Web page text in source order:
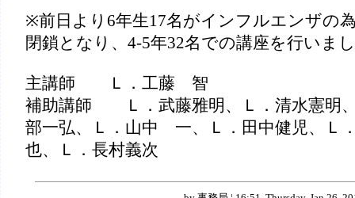
※前日より6年生17名がインフルエンザの
閉鎖となり、4-5年32名での講座を行いま
主講師 Ｌ．工藤 智
補助講師 Ｌ．武藤雅明、Ｌ．清水憲明
部一弘、Ｌ．山中 一、Ｌ．田中健児、Ｌ
也、Ｌ．長村義次